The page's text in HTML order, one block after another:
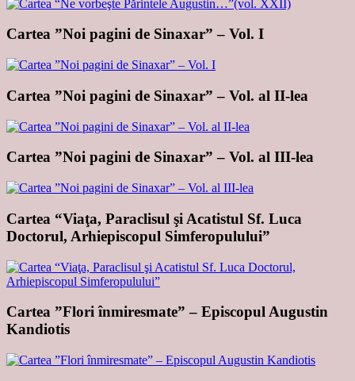
Cartea ”Noi pagini de Sinaxar” – Vol. I
Cartea ”Noi pagini de Sinaxar” – Vol. al II-lea
Cartea ”Noi pagini de Sinaxar” – Vol. al III-lea
Cartea “Viaţa, Paraclisul şi Acatistul Sf. Luca
Doctorul, Arhiepiscopul Simferopulului”
Cartea ”Flori înmiresmate” – Episcopul Augustin
Kandiotis